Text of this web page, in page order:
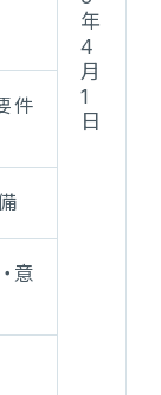
年
4
月
1
日
件
意